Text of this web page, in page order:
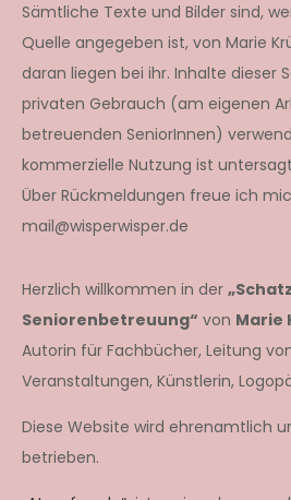
Sämtliche Texte und Bilder sind,
Quelle angegeben ist, von Marie
daran liegen bei ihr. Inhalte dieser
privaten Gebrauch (am eigenen
betreuenden SeniorInnen)
kommerzielle Nutzung ist
Über Rückmeldungen freue ich
mail@wisperwisper.de
Herzlich willkommen in der
Seniorenbetreuung“ von Marie
Autorin für Fachbücher, Leitung
Veranstaltungen, Künstlerin,
Diese Website wird ehrenamtlich
betrieben.